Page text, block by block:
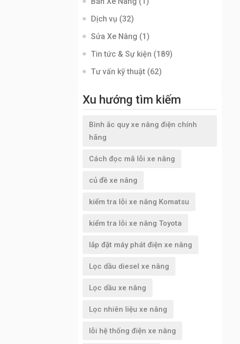
Dịch vụ (32)
Sửa Xe Nâng (1)
Tin tức & Sự kiện (189)
Tư vấn kỹ thuật (62)
Xu hướng tìm kiếm
Bình ắc quy xe nâng điện chính
hãng
Cách đọc mã lỗi xe nâng
củ đề xe nâng
kiểm tra lỗi xe nâng Komatsu
kiểm tra lỗi xe nâng Toyota
lắp đặt máy phát điện xe nâng
Lọc dầu diesel xe nâng
Lọc dầu xe nâng
Lọc nhiên liệu xe nâng
lỗi hệ thống điện xe nâng